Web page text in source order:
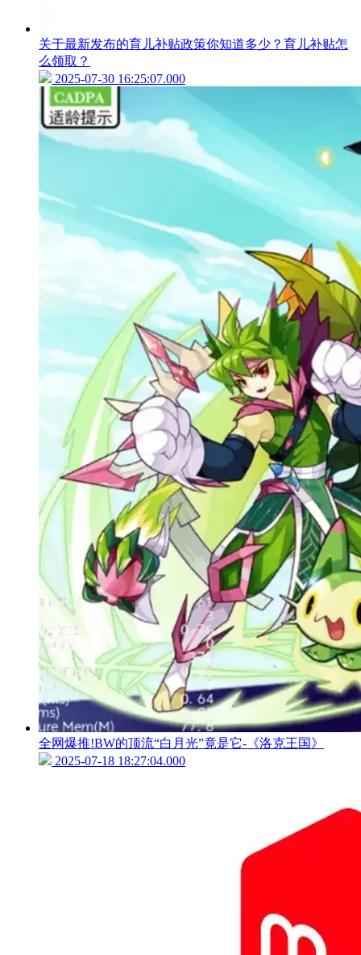
关于最新发布的育儿补贴政策你知道多少？育儿补贴怎
么领取？
2025-07-30 16:25:07.000
全网爆推!BW的顶流“白月光”竟是它-《洛克王国》
2025-07-18 18:27:04.000